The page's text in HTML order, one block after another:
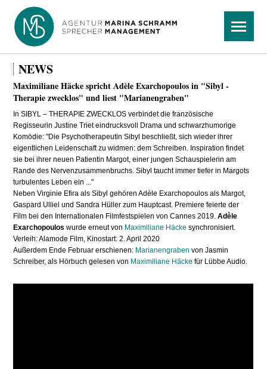
Navigation
überspringen
NEWS
Maximiliane Häcke spricht Adèle Exarchopoulos in "Sibyl -
Therapie zwecklos" und liest "Marianengraben"
In SIBYL – THERAPIE ZWECKLOS verbindet die französische
Regisseurin Justine Triet eindrucksvoll Drama und schwarzhumorige
Komödie: "Die Psychotherapeutin Sibyl beschließt, sich wieder ihrer
eigentlichen Leidenschaft zu widmen: dem Schreiben. Inspiration findet
sie bei ihrer neuen Patientin Margot, einer jungen Schauspielerin am
Rande des Nervenzusammenbruchs. Sibyl taucht immer tiefer in Margots
turbulentes Leben ein ..."
Neben Virginie Efira als Sibyl gehören Adèle Exarchopoulos als Margot,
Gaspard Ulliel und Sandra Hüller zum Hauptcast. Premiere feierte der
Film bei den Internationalen Filmfestspielen von Cannes 2019.Adèle
Exarchopoulos wurde erneut von Maximiliane Häcke synchronisiert.
Verleih: Alamode Film, Kinostart: 2. April 2020
Außerdem Ende Februar erschienen: Marianengraben von Jasmin
Schreiber, als Hörbuch gelesen von Maximiliane Häcke für Lübbe Audio.